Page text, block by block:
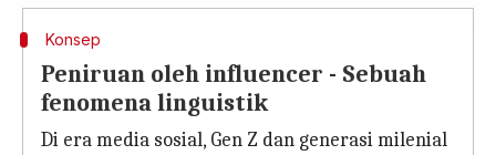
Konsep
Peniruan oleh influencer - Sebuah
fenomena linguistik
Di era media sosial, Gen Z dan generasi milenial